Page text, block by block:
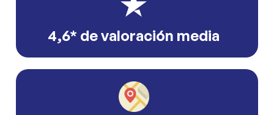
4,6* de valoración media